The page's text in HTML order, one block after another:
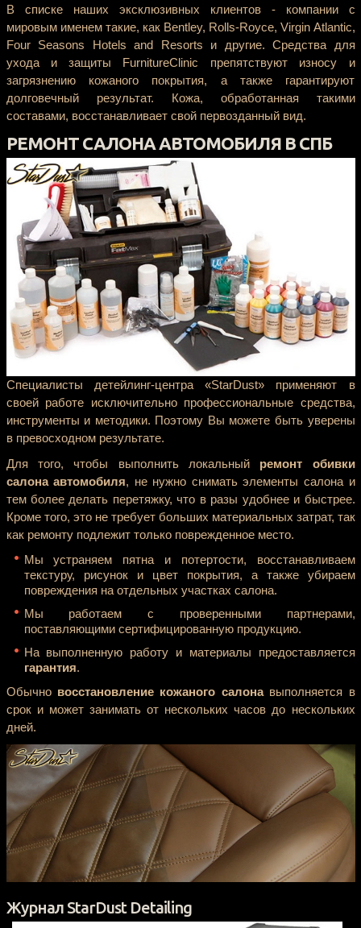
В списке наших эксклюзивных клиентов - компании с
мировым именем такие, как Bentley, Rolls-Royce, Virgin Atlantic,
Four Seasons Hotels and Resorts и другие. Средства для
ухода и защиты FurnitureClinic препятствуют износу и
загрязнению кожаного покрытия, а также гарантируют
долговечный результат. Кожа, обработанная такими
составами, восстанавливает свой первозданный вид.
РЕМОНТ САЛОНА АВТОМОБИЛЯ В СПБ
Специалисты детейлинг-центра «StarDust» применяют в
своей работе исключительно профессиональные средства,
инструменты и методики. Поэтому Вы можете быть уверены
в превосходном результате.
Для того, чтобы выполнить локальный ремонт обивки
салона автомобиля, не нужно снимать элементы салона и
тем более делать перетяжку, что в разы удобнее и быстрее.
Кроме того, это не требует больших материальных затрат, так
как ремонту подлежит только поврежденное место.
Мы устраняем пятна и потертости, восстанавливаем
текстуру, рисунок и цвет покрытия, а также убираем
повреждения на отдельных участках салона.
Мы работаем с проверенными партнерами,
поставляющими сертифицированную продукцию.
На выполненную работу и материалы предоставляется
гарантия.
Обычно восстановление кожаного салонавыполняется в
срок и может занимать от нескольких часов до нескольких
дней.
Журнал StarDust Detailing